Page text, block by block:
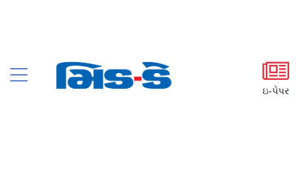
ઇ-પેપર